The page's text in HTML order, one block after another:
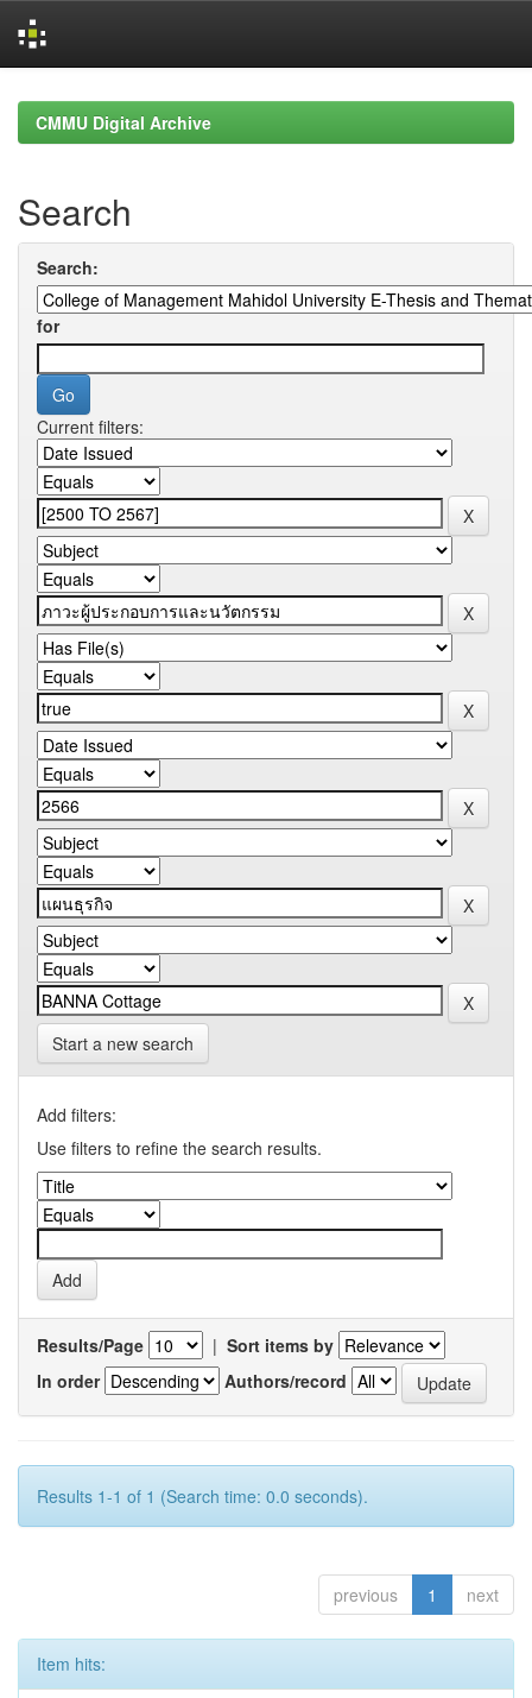
navigationCMMU Digital Archive
Search
Search:
for
Current filters:
Start a new search
Add filters:
Use filters to refine the search results.
Results/Page | Sort items by
In order
Authors/record
Results 1-1 of 1 (Search time: 0.0 seconds).
previous 1 next
Item hits: